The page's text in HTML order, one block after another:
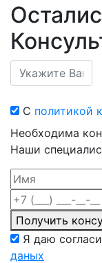
С политикой
Необходима
Наши
Получить
Я даю
даных